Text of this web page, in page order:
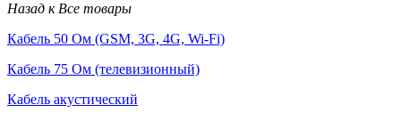
Назад к Все товары
Кабель 50 Ом (GSM, 3G, 4G, Wi-Fi)
Кабель 75 Ом (телевизионный)
Кабель акустический